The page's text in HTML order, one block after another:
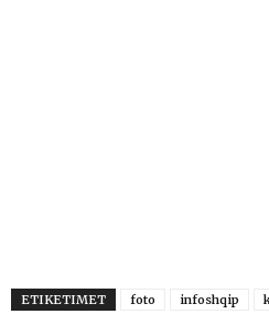
ETIKETIMET foto infoshqip